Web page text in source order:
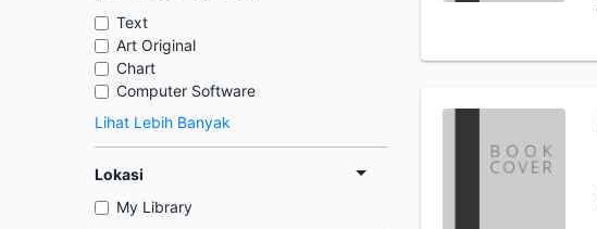
Text
Art Original
Chart
Computer Software
Lihat Lebih Banyak
Lokasi
My Library